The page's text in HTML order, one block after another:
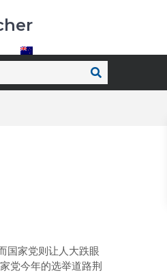
国家党则让人大跌眼
党今年的选举道路荆